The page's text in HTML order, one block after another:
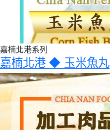
嘉楠北港系列
嘉楠北港 ◆ 玉米魚丸